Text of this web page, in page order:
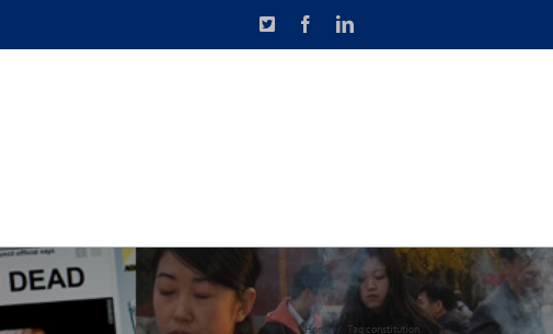
X FacebookLinkedIn
Home Tag:constitution